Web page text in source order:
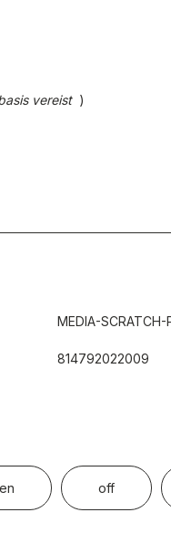
vereist )
MEDIA-SCRATCH-
814792022009
off